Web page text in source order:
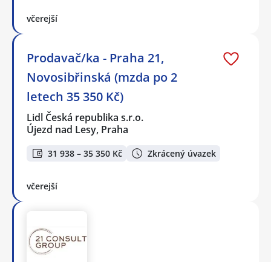
včerejší
Prodavač/ka - Praha 21,
Novosibřinská (mzda po 2
letech 35 350 Kč)
Lidl Česká republika s.r.o.
Újezd nad Lesy, Praha
31 938 – 35 350 Kč Zkrácený úvazek
včerejší